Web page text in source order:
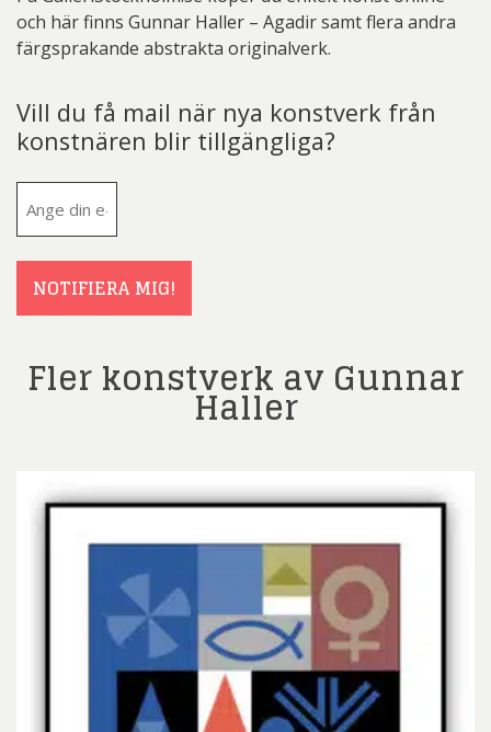
och här finns Gunnar Haller – Agadir samt flera andra
färgsprakande abstrakta originalverk.
Vill du få mail när nya konstverk från
konstnären blir tillgängliga?
NOTIFIERA MIG!
Fler konstverk av Gunnar
Haller